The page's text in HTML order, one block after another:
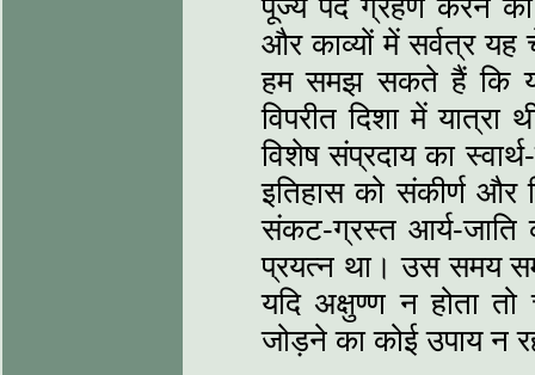
पूज्य पद ग्रहण करने की
और काव्यों में सर्वत्र यह
हम समझ सकते हैं कि
विपरीत दिशा में
विशेष संप्रदाय का
इतिहास को संकीर्ण
संकट-ग्रस्त आर्य-जाति
प्रयत्न था। उस समय
यदि अक्षुण्ण न होता
जोड़ने का कोई उपाय न